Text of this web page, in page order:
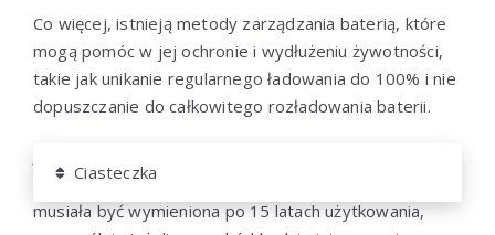
Co więcej, istnieją metody zarządzania baterią, które
mogą pomóc w jej ochronie i wydłużeniu żywotności,
takie jak unikanie regularnego ładowania do 100% i nie
dopuszczanie do całkowitego rozładowania baterii.
w samochodzie elektrycznym prawdopodobnie będzie
musiała być wymieniona po 15 latach użytkowania,
Ciasteczka